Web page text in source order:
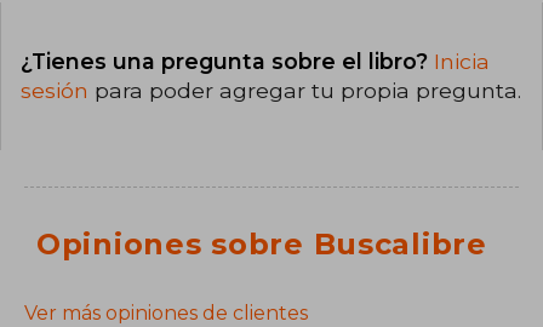
¿Tienes una pregunta sobre el libro? Inicia
sesión para poder agregar tu propia pregunta.
Opiniones sobre Buscalibre
Ver más opiniones de clientes